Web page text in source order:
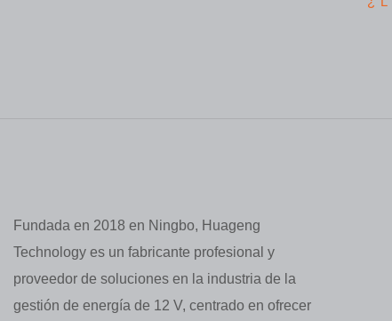
Fundada en 2018 en Ningbo, Huageng
Technology es un fabricante profesional y
proveedor de soluciones en la industria de la
gestión de energía de 12 V, centrado en ofrecer